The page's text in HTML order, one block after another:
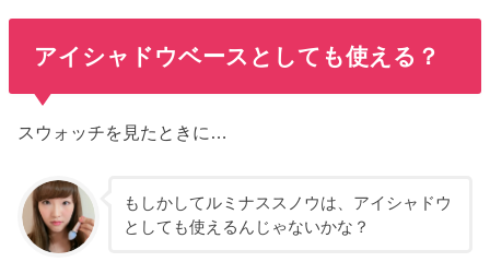
アイシャドウベースとしても使える？
スウォッチを見たときに…
もしかしてルミナススノウは、アイシャドウ
としても使えるんじゃないかな？